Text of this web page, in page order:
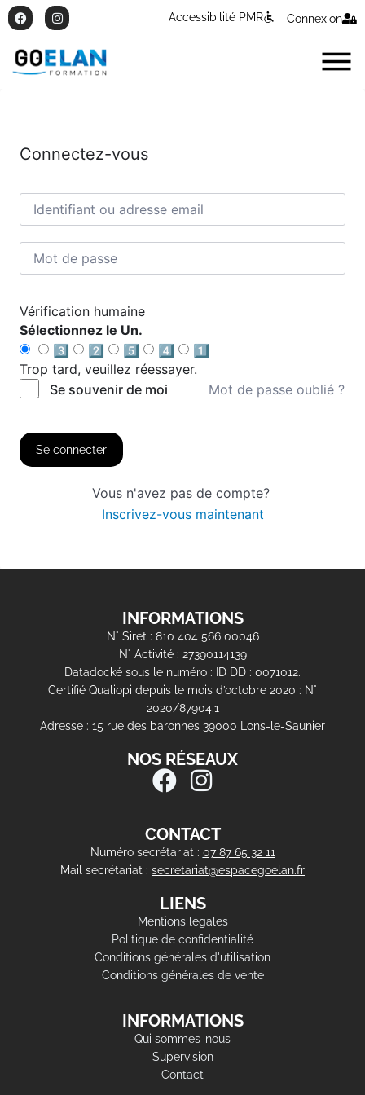
Accessibilité PMR Connexion
Connectez-vous
Vérification humaine
Sélectionnez le Un.
3️⃣
2️⃣ 5️⃣ 4️⃣
1️⃣
Trop tard, veuillez réessayer.
Se souvenir de moi
Mot de passe oublié ?
Se connecter
Vous n'avez pas de compte?
Inscrivez-vous maintenant
INFORMATIONS
N° Siret : 810 404 566 00046
N° Activité : 27390114139
Datadocké sous le numéro : ID DD : 0071012.
Certifié Qualiopi depuis le mois d’octobre 2020 : N°
2020/87904.1
Adresse : 15 rue des baronnes 39000 Lons-le-Saunier
NOS RÉSEAUX
CONTACT
Numéro secrétariat : 07 87 65 32 11
Mail secrétariat : secretariat@espacegoelan.fr
LIENS
Mentions légales
Politique de confidentialité
Conditions générales d'utilisation
Conditions générales de vente
INFORMATIONS
Qui sommes-nous
Supervision
Contact